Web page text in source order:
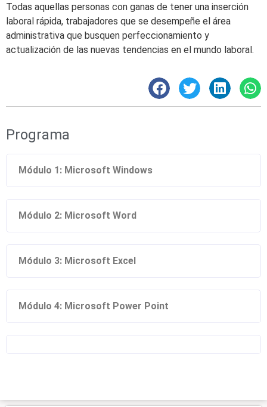
Todas aquellas personas con ganas de tener una inserción
laboral rápida, trabajadores que se desempeñe el área
administrativa que busquen perfeccionamiento y
actualización de las nuevas tendencias en el mundo laboral.
Programa
Módulo 1: Microsoft Windows
Módulo 2: Microsoft Word
Módulo 3: Microsoft Excel
Módulo 4: Microsoft Power Point